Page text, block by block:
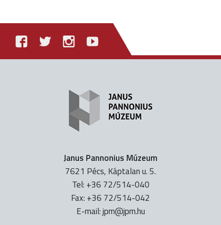
Janus Pannonius Múzeum
7621 Pécs, Káptalan u. 5.
Tel: +36 72/514-040
Fax: +36 72/514-042
E-mail:uh.mpj@mpj